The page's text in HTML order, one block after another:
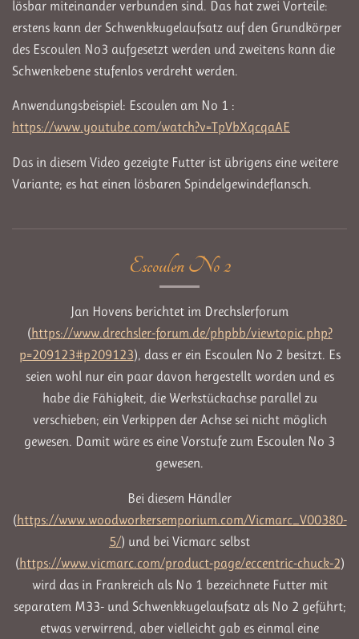
lösbar miteinander verbunden sind. Das hat zwei Vorteile:
erstens kann der Schwenkkugelaufsatz auf den Grundkörper
des Escoulen No3 aufgesetzt werden und zweitens kann die
Schwenkebene stufenlos verdreht werden.
Anwendungsbeispiel: Escoulen am No 1 :
https://www.youtube.com/watch?v=TpVbXqcqaAE
Das in diesem Video gezeigte Futter ist übrigens eine weitere
Variante; es hat einen lösbaren Spindelgewindeflansch.
Escoulen No 2
Jan Hovens berichtet im Drechslerforum
(https://www.drechsler-forum.de/phpbb/viewtopic.php?
p=209123#p209123), dass er ein Escoulen No 2 besitzt. Es
seien wohl nur ein paar davon hergestellt worden und es
habe die Fähigkeit, die Werkstückachse parallel zu
verschieben; ein Verkippen der Achse sei nicht möglich
gewesen. Damit wäre es eine Vorstufe zum Escoulen No 3
gewesen.
Bei diesem Händler
(https://www.woodworkersemporium.com/Vicmarc_V00380-
5/) und bei Vicmarc selbst
(https://www.vicmarc.com/product-page/eccentric-chuck-2)
wird das in Frankreich als No 1 bezeichnete Futter mit
separatem M33- und Schwenkkugelaufsatz als No 2 geführt;
etwas verwirrend, aber vielleicht gab es einmal eine